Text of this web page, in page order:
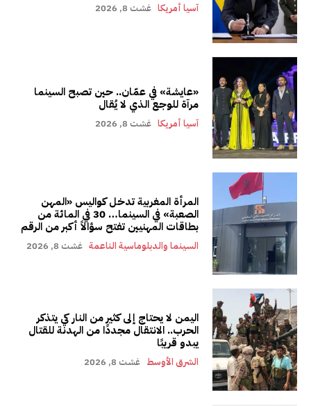
آسيا أمريكا غشت 8, 2026
«عايشة» في عمّان.. حين تصبح السينما
مرآة للوجع الذي لا يُقال
آسيا أمريكا غشت 8, 2026
المرأة المغربية تدخل كواليس «المهن
الصعبة» في السينما… 30 في المائة من
بطاقات المهنيين تفتح سؤالاً أكبر من الرقم
السينما والدبلوماسية الناعمة غشت 8, 2026
اليمن لا يحتاج إلى كثير من النار كي يتذكر
الحرب.. الانتقال مجددًا من الهدنة للقتال
يبدو قريبًا
الشرق الأوسط غشت 8, 2026